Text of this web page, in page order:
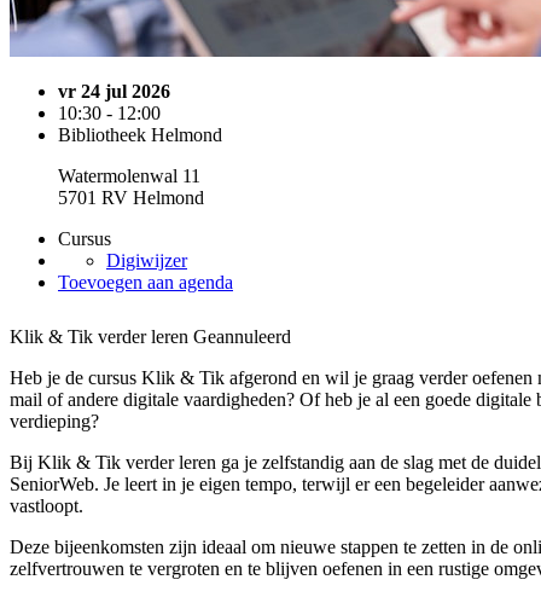
vr 24 jul 2026
10:30 - 12:00
Bibliotheek Helmond
Watermolenwal 11
5701 RV Helmond
Cursus
Digiwijzer
Toevoegen aan agenda
Klik & Tik verder leren Geannuleerd
Heb je de cursus Klik & Tik afgerond en wil je graag verder oefenen
mail of andere digitale vaardigheden? Of heb je al een goede digitale
verdieping?
Bij Klik & Tik verder leren ga je zelfstandig aan de slag met de
SeniorWeb. Je leert in je eigen tempo, terwijl er een begeleider
vastloopt.
Deze bijeenkomsten zijn ideaal om nieuwe stappen te zetten in de
zelfvertrouwen te vergroten en te blijven oefenen in een rustige